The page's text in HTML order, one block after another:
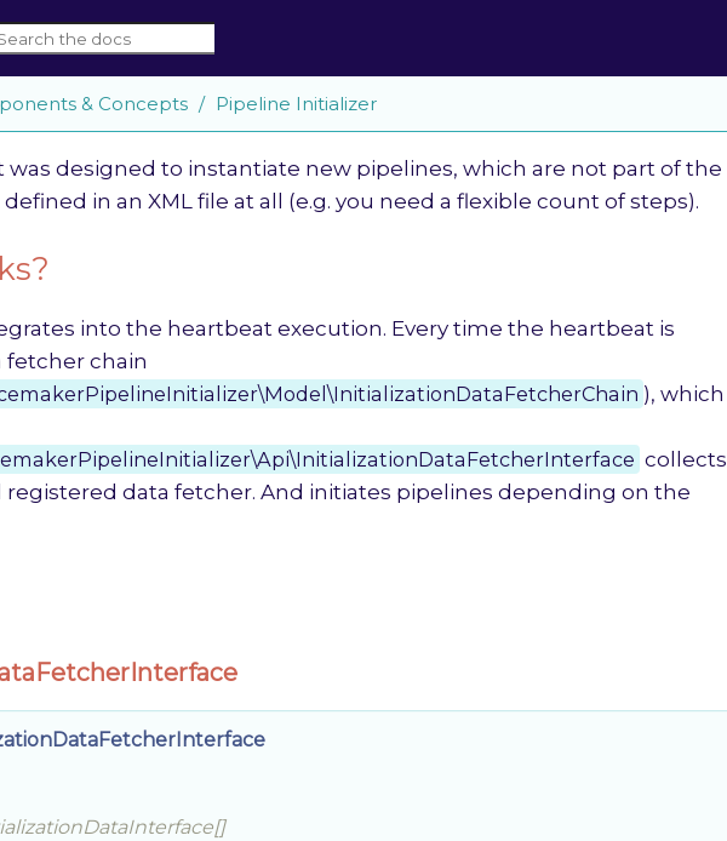
& Concepts Pipeline Initializer
designed to instantiate new pipelines, which are not part of the
in an XML file at all (e.g. you need a flexible count of steps).
into the heartbeat execution. Every time the heartbeat is
fetcher chain
), which
collects
data fetcher. And initiates pipelines depending on the